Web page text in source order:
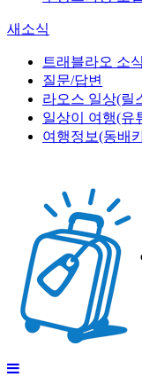
새소식
트래블라오 소식
질문/답변
라오스 일상(릴
일상이 여행(유
여행정보(동배